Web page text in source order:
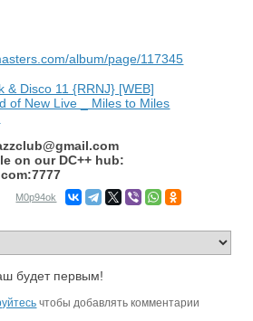
album/page/117345
& Disco 11 {RRNJ} [WEB]
of New Live _ Miles to Miles
on our DC++ hub:
M0p94ok
будет первым!
чтобы добавлять комментарии